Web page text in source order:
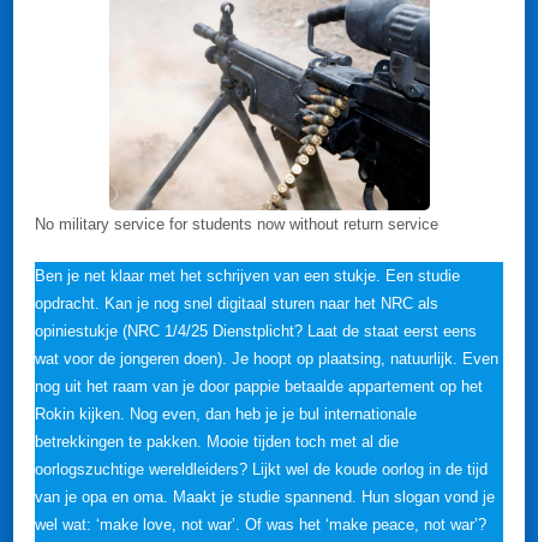
No military service for students now without return service
Ben je net klaar met het schrijven van een stukje. Een studie
opdracht. Kan je nog snel digitaal sturen naar het NRC als
opiniestukje (NRC 1/4/25 Dienstplicht? Laat de staat eerst eens
wat voor de jongeren doen). Je hoopt op plaatsing, natuurlijk. Even
nog uit het raam van je door pappie betaalde appartement op het
Rokin kijken. Nog even, dan heb je je bul internationale
betrekkingen te pakken. Mooie tijden toch met al die
oorlogszuchtige wereldleiders? Lijkt wel de koude oorlog in de tijd
van je opa en oma. Maakt je studie spannend. Hun slogan vond je
wel wat: ‘make love, not war’. Of was het ‘make peace, not war’?